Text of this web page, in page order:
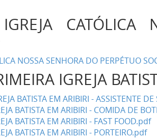
CATÓLICA
NOSSA SENHORA DO PERPÉTUO
IGREJA
BATISTA EM ARIBIRI - ASSISTENTE
BATISTA EM ARIBIRI - COMIDA DE
BATISTA EM ARIBIRI - FAST FOOD.pdf
BATISTA EM ARIBIRI - PORTEIRO.pdf